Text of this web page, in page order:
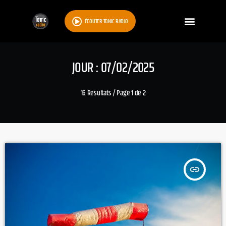
ÉCOUTER TONIC RADIO
JOUR : 07/02/2025
16 Résultats / Page 1 de 2
insert_link